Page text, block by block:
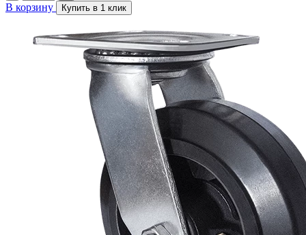
В корзину Купить в 1 клик